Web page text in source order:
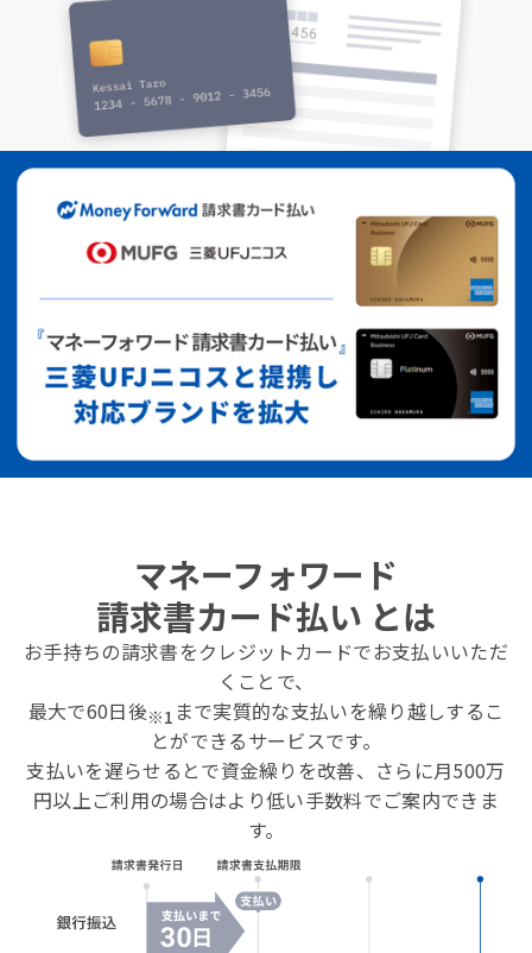
マネーフォワード
請求書カード払い とは
お手持ちの請求書をクレジットカードでお支払いいただ
くことで、
最大で60日後※1 まで実質的な支払いを繰り越しするこ
とができるサービスです。
支払いを遅らせるとで資金繰りを改善、さらに月500万
円以上ご利用の場合はより低い手数料でご案内できま
す。